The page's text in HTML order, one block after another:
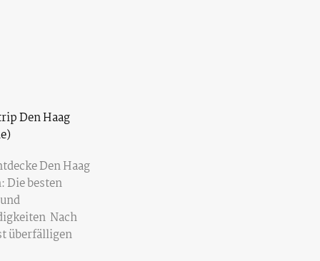
Den Haag
Den Haag
Die besten
Nach
überfälligen